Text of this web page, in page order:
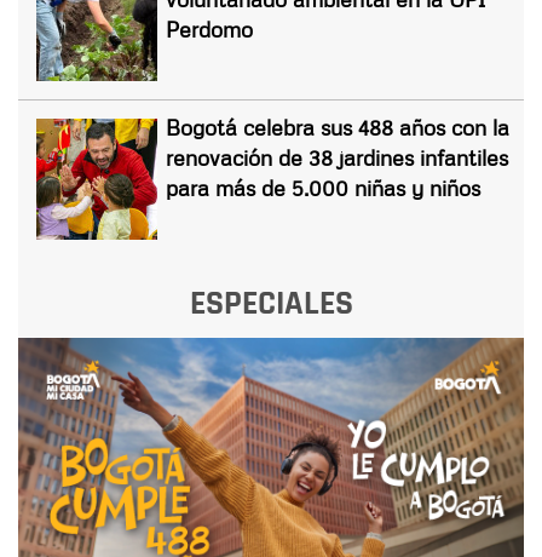
Perdomo
Bogotá celebra sus 488 años con la
renovación de 38 jardines infantiles
para más de 5.000 niñas y niños
ESPECIALES